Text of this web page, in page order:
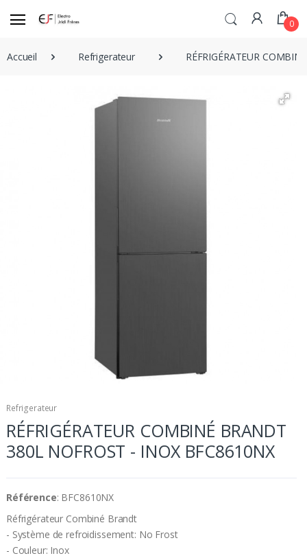
0
Accueil Refrigerateur RÉFRIGÉRATEUR
Refrigerateur
RÉFRIGÉRATEUR COMBINÉ BRANDT
380L NOFROST - INOX BFC8610NX
Référence: BFC8610NX
Réfrigérateur Combiné Brandt
- Système de refroidissement: No Frost
- Couleur: Inox